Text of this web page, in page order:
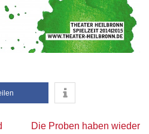
Die Proben haben wieder